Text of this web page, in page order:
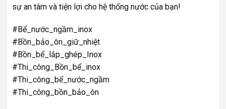
sự an tâm và tiện lợi cho hệ thống nước của bạn!
#Bể_nước_ngầm_inox
#Bồn_bảo_ôn_giữ_nhiệt
#Bồn_bể_lắp_ghép_Inox
#Thi_công_Bồn_bể_inox
#Thi_công_bể_nước_ngầm
#Thi_công_bồn_bảo_ôn